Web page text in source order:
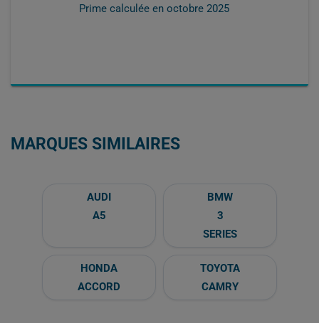
Prime calculée en octobre 2025
MARQUES SIMILAIRES
AUDI
A5
BMW
3
SERIES
HONDA
ACCORD
TOYOTA
CAMRY